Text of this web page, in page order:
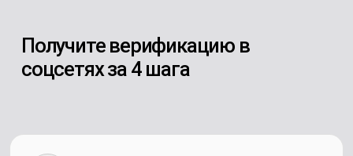
Получите верификацию в
соцсетях за 4 шага